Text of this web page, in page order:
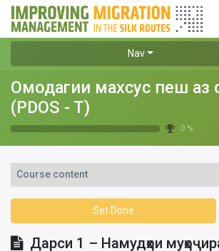
Nav
Омодагии махсус пеш аз
(PDOS - T)
0 %
Course content
Дарси 1 – Намудҳои
Set Done